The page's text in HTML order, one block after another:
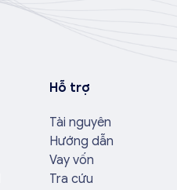
Hỗ trợ
Tài nguyên
Hướng dẫn
Vay vốn
Tra cứu